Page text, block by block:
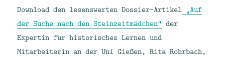
Download den lesenswerten Dossier-Artikel „Auf
der Suche nach den Steinzeitmädchen“ der
Expertin für historisches Lernen und
Mitarbeiterin an der Uni Gießen, Rita Rohrbach,